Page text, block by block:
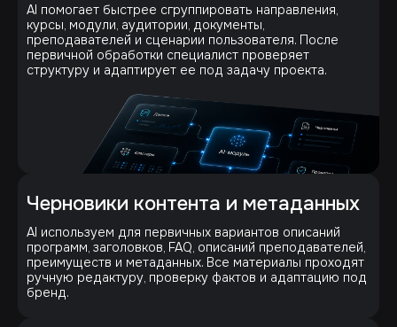
AI помогает быстрее сгруппировать направления,
курсы, модули, аудитории, документы,
преподавателей и сценарии пользователя. После
первичной обработки специалист проверяет
структуру и адаптирует ее под задачу проекта.
Черновики контента и метаданных
AI используем для первичных вариантов описаний
программ, заголовков, FAQ, описаний преподавателей,
преимуществ и метаданных. Все материалы проходят
ручную редактуру, проверку фактов и адаптацию под
бренд.